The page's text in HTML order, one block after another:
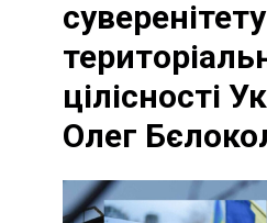
цілісності
Олег